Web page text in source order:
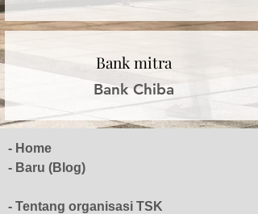
Bank mitra
Bank Chiba
- Home
- Baru (Blog)
- Tentang organisasi TSK